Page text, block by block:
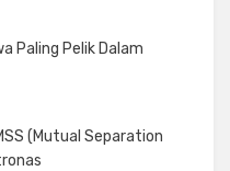
Paling Pelik Dalam
(Mutual Separation